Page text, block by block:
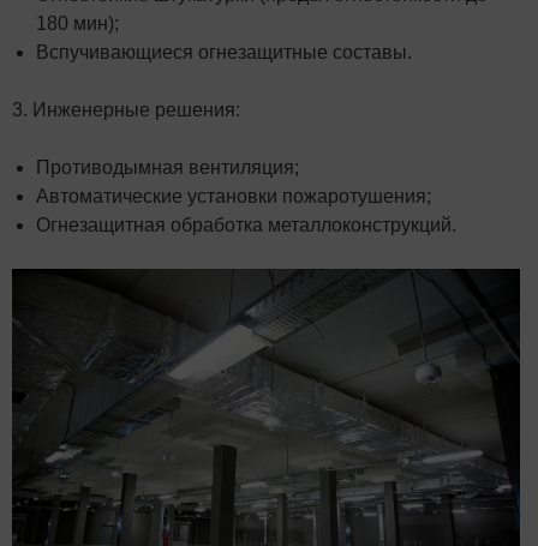
180 мин);
Вспучивающиеся огнезащитные составы.
3. Инженерные решения:
Противодымная вентиляция;
Автоматические установки пожаротушения;
Огнезащитная обработка металлоконструкций.